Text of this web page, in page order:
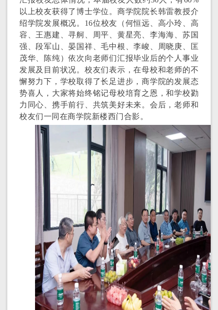
以上校友获得了博士学位。商学院院长韩雷教授介
绍学院发展概况。16位校友（何恒远、高小玲、高
容、王惠建、寻舸、周平、黄星亮、李海海、苏国
强、段军山、晏国祥、毛中根、李峻、周晓庚、匡
茂华、陈纯）依次向老师们汇报毕业后的个人事业
发展及目前状况。校友们表示，在母校和老师的不
懈努力下，学校取得了长足进步，商学院的发展态
势喜人，大家将始终铭记母校培育之恩，和学校勠
力同心、携手前行、共筑美好未来。会后，老师和
校友们一同在商学院新楼西门合影。